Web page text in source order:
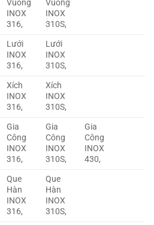
Vuông
INOX
316,
Vuông
INOX
310S,
Lưới
INOX
316,
Lưới
INOX
310S,
Xích
INOX
316,
Xích
INOX
310S,
Gia
Công
INOX
316,
Gia
Công
INOX
310S,
Gia
Công
INOX
430,
Que
Hàn
INOX
316,
Que
Hàn
INOX
310S,